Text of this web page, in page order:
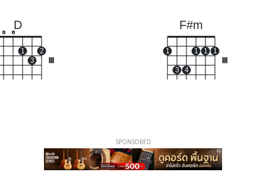
D
o o
1
3
2
F#m
1
3 4
1 1 1
SPONSORED